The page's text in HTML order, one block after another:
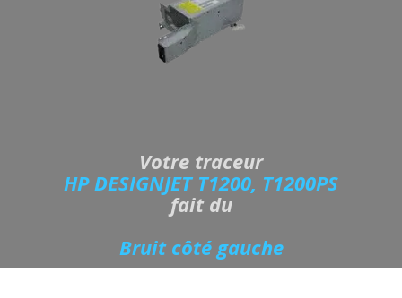
Votre traceur
HP DESIGNJET T1200, T1200PS
fait du
Bruit côté gauche